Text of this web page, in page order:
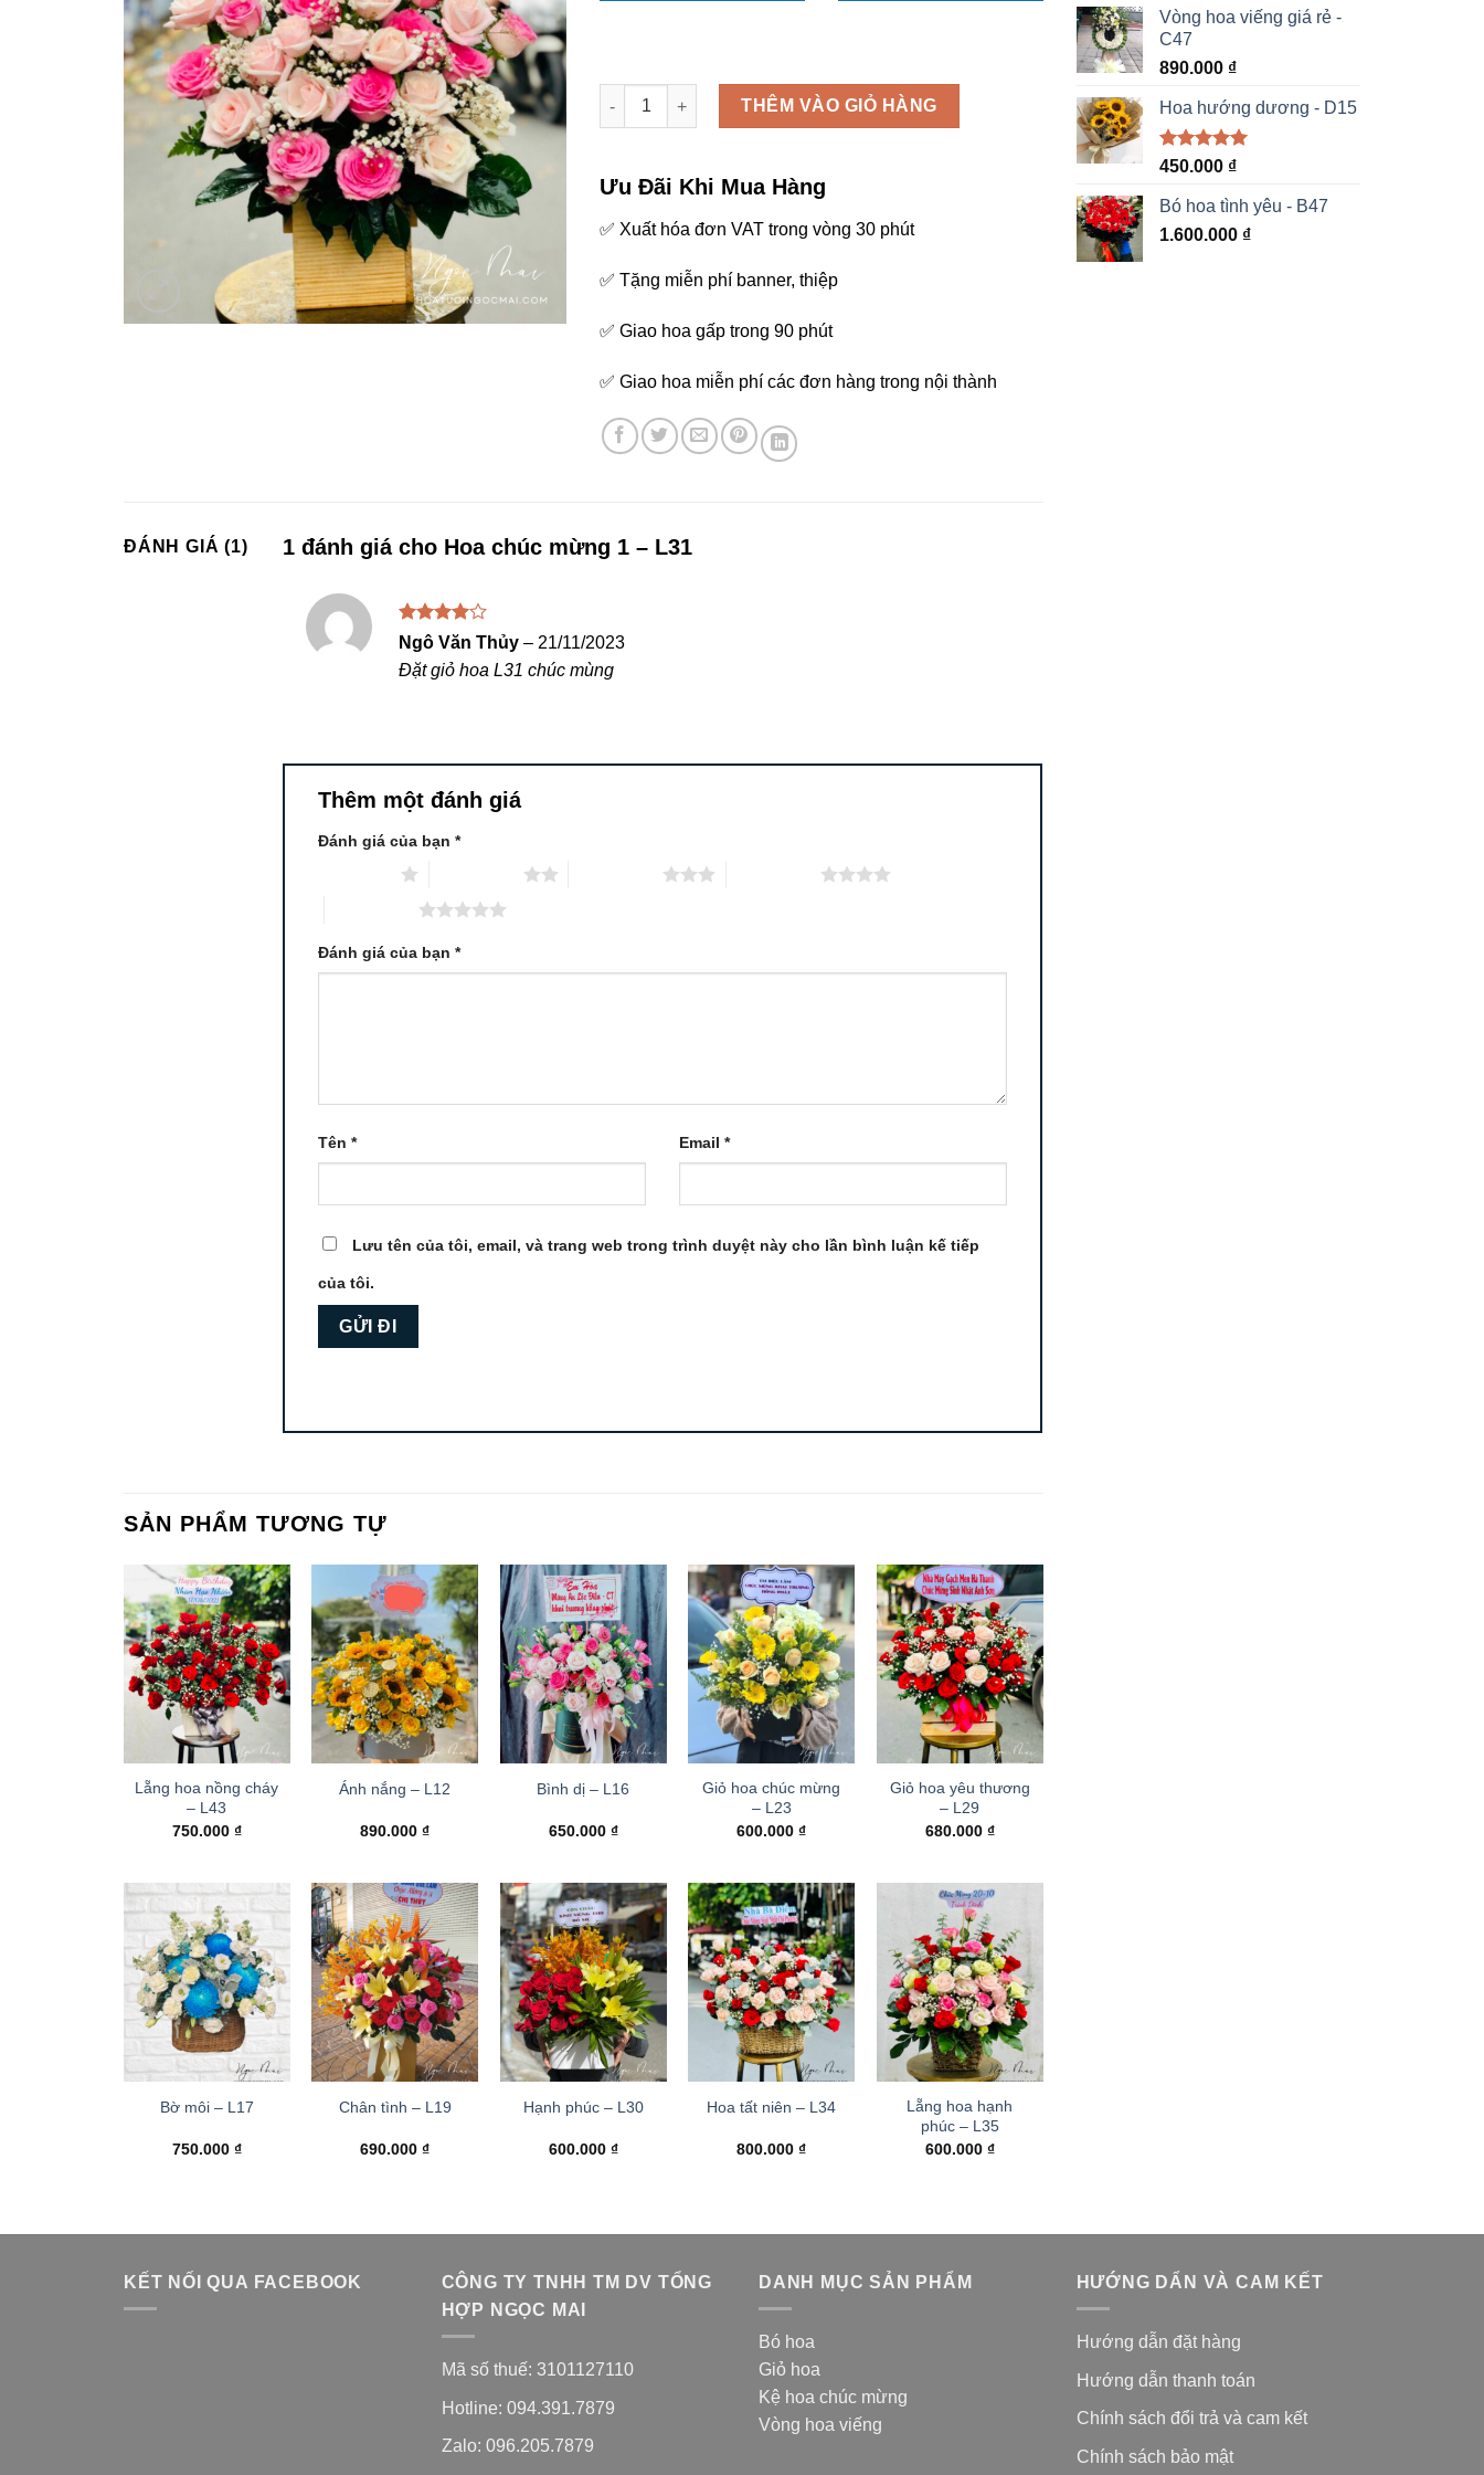
Hoa chúc mừng 1 - L31 số lượng
THÊM VÀO GIỎ HÀNG
Ưu Đãi Khi Mua Hàng
✅ Xuất hóa đơn VAT trong vòng 30 phút
✅ Tặng miễn phí banner, thiệp
✅ Giao hoa gấp trong 90 phút
✅ Giao hoa miễn phí các đơn hàng trong nội thành
ĐÁNH GIÁ (1) 1 đánh giá cho Hoa chúc mừng 1 – L31
Được
xếp hạng
45 sao
Ngô Văn Thủy – 21/11/2023
Đặt giỏ hoa L31 chúc mùng
Thêm một đánh giá
Đánh giá của bạn *
Đánh giá của bạn *
Tên * Email*
Lưu tên của tôi, email, và trang web trong trình duyệt này cho lần bình luận kế tiếp
của tôi.
SẢN PHẨM TƯƠNG TỰ
Lẵng hoa nồng cháy
– L43
750.000 ₫
Ánh nắng – L12
890.000₫
Bình dị – L16
650.000 ₫
Giỏ hoa chúc mừng
– L23
600.000₫
Giỏ hoa yêu thương
– L29
680.000 ₫
Bờ môi – L17
750.000 ₫
Chân tình – L19
690.000₫
Hạnh phúc – L30
600.000 ₫
Hoa tất niên – L34
800.000₫
Lẵng hoa hạnh
phúc – L35
600.000 ₫
5 sao
Vòng hoa viếng giá rẻ -
C47
890.000 ₫
Hoa hướng dương - D15
Được xếp
5 sao
450.000 ₫
Bó hoa tình yêu - B47
1.600.000 ₫
KẾT NỐI QUA FACEBOOK
CÔNG TY TNHH TM DV TỔNG
HỢP NGỌC MAI
Mã số thuế: 3101127110
Hotline: 094.391.7879
Zalo: 096.205.7879
DANH MỤC SẢN PHẨM
Bó hoa
Giỏ hoa
Kệ hoa chúc mừng
Vòng hoa viếng
HƯỚNG DẨN VÀ CAM KẾT
Hướng dẫn đặt hàng
Hướng dẫn thanh toán
Chính sách đổi trả và cam kết
Chính sách bảo mật